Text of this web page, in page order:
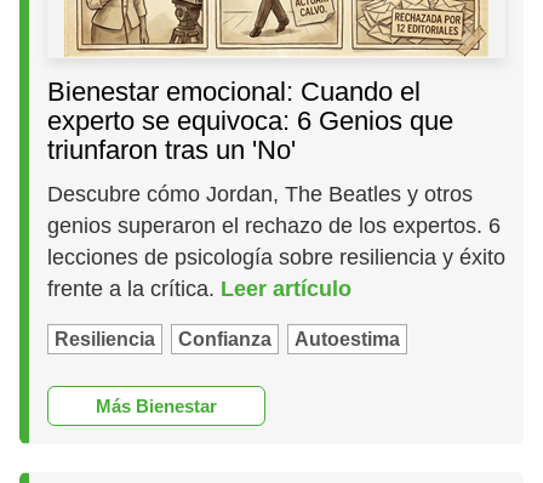
Bienestar emocional: Cuando el
experto se equivoca: 6 Genios que
triunfaron tras un 'No'
Descubre cómo Jordan, The Beatles y otros
genios superaron el rechazo de los expertos. 6
lecciones de psicología sobre resiliencia y éxito
frente a la crítica. Leer artículo
Resiliencia Confianza Autoestima
Más Bienestar